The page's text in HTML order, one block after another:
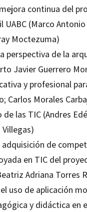
continua del
(Marco
Moctezuma)
perspectiva de la
Javier Guerrero
y profesional
Carlos Morales
las TIC (Andres
Villegas)
de
en TIC del
Adriana Torres
uso de aplicación
y didáctica en